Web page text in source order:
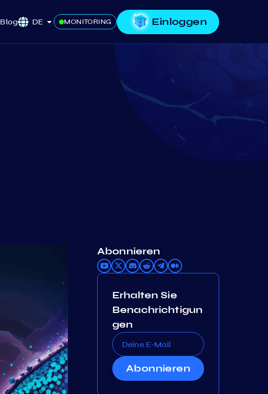
Blog DE MONITORING Einloggen
Abonnieren
Erhalten Sie
Benachrichtigun
gen
Abonnieren